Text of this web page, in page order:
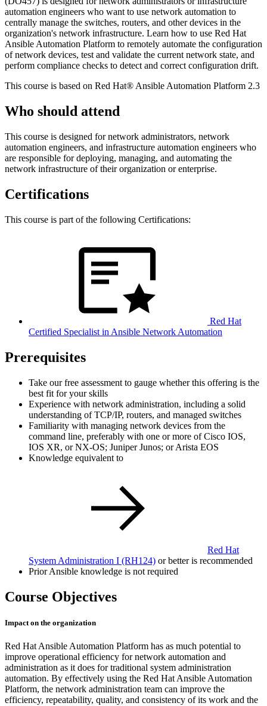
automation engineers who want to use network automation to
centrally manage the switches, routers, and other devices in the
organization's network infrastructure. Learn how to use Red Hat
Ansible Automation Platform to remotely automate the configuration
of network devices, test and validate the current network state, and
perform compliance checks to detect and correct configuration drift.
This course is based on Red Hat® Ansible Automation Platform 2.3
Who should attend
This course is designed for network administrators, network
automation engineers, and infrastructure automation engineers who
are responsible for deploying, managing, and automating the
network infrastructure of their organization or enterprise.
Certifications
This course is part of the following Certifications:
Red Hat
Certified Specialist in Ansible Network Automation
Prerequisites
Take our free assessment to gauge whether this offering is the
best fit for your skills
Experience with network administration, including a solid
understanding of TCP/IP, routers, and managed switches
Familiarity with managing network devices from the
command line, preferably with one or more of Cisco IOS,
IOS XR, or NX-OS; Juniper Junos; or Arista EOS
Knowledge equivalent to
Red Hat
System Administration I (RH124) or better is recommended
Prior Ansible knowledge is not required
Course Objectives
Impact on the organization
Red Hat Ansible Automation Platform has as much potential to
improve operational efficiency for network automation and
administration as it does for traditional system administration
automation. By effectively using the Red Hat Ansible Automation
Platform, the network administration team can improve the
efficiency, repeatability, quality, and consistency of its work and the